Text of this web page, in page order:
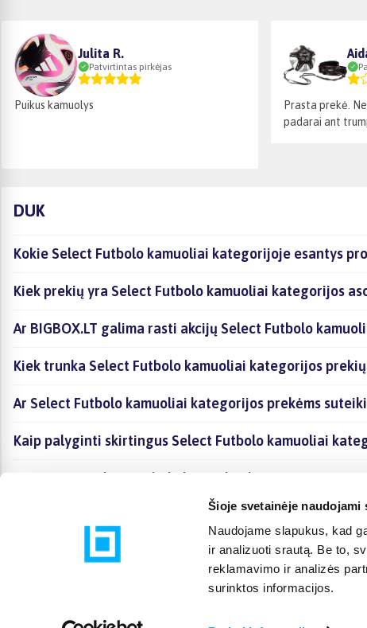
Šioje svetainėje naudojami
Naudojame slapukus, kad
ir analizuoti srautą. Be to,
reklamavimo ir analizės
surinktos informacijos.
Julita R.
Patvirtintas pirkėjas
Puikus kamuolys
Prasta prekė.
padarai ant
DUK
Kokie Select Futbolo kamuoliai kategorijoje esantys
Kiek prekių yra Select Futbolo kamuoliai kategorijos
Ar BIGBOX.LT galima rasti akcijų Select Futbolo
Kiek trunka Select Futbolo kamuoliai kategorijos
Ar Select Futbolo kamuoliai kategorijos prekėms
Kaip palyginti skirtingus Select Futbolo kamuoliai
Kaip įsigyti Select Futbolo kamuoliai kategorijoje